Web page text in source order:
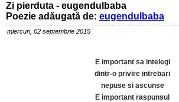
Zi pierduta - eugendulbaba
Poezie adăugată de: eugendulbaba
miercuri, 02 septembrie 2015
E important sa intelegi
dintr-o privire intrebari
nepuse si ascunse
E important raspunsul